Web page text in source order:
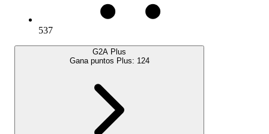
537
G2A Plus
Gana puntos Plus: 124